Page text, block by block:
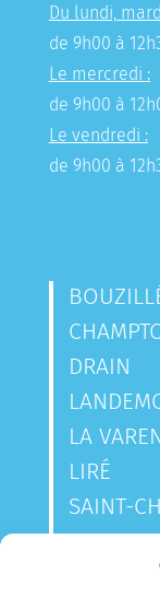
Du lundi,
de 9h00 à
Le mercredi :
de 9h00 à
Le vendredi :
de 9h00 à
DRAIN
LA
LIRÉ
SAINT-
SAINT-
SAINT-